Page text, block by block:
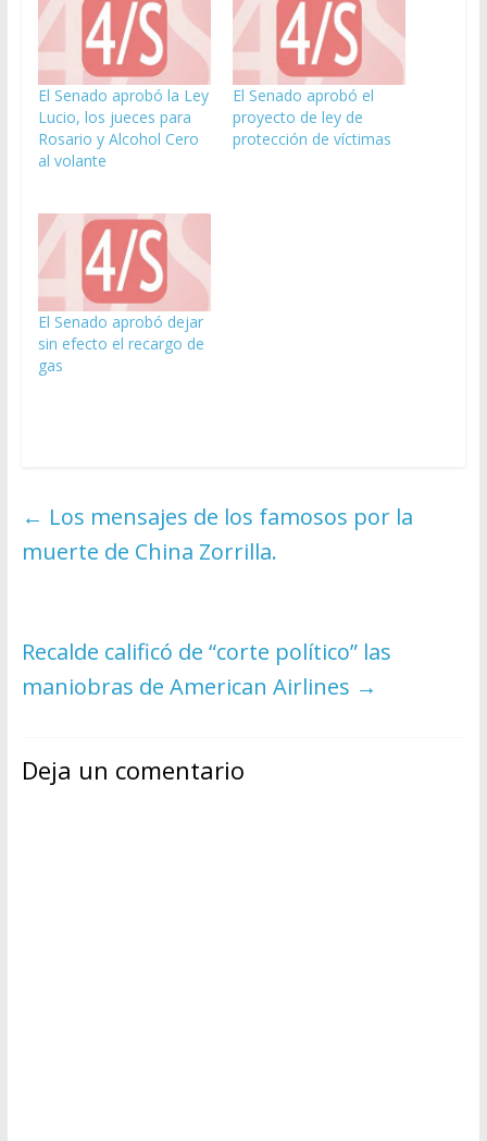
El Senado aprobó la Ley
Lucio, los jueces para
Rosario y Alcohol Cero
al volante
El Senado aprobó el
proyecto de ley de
protección de víctimas
El Senado aprobó dejar
sin efecto el recargo de
gas
← Los mensajes de los famosos por la
muerte de China Zorrilla.
Recalde calificó de “corte político” las
maniobras de American Airlines →
Deja un comentario